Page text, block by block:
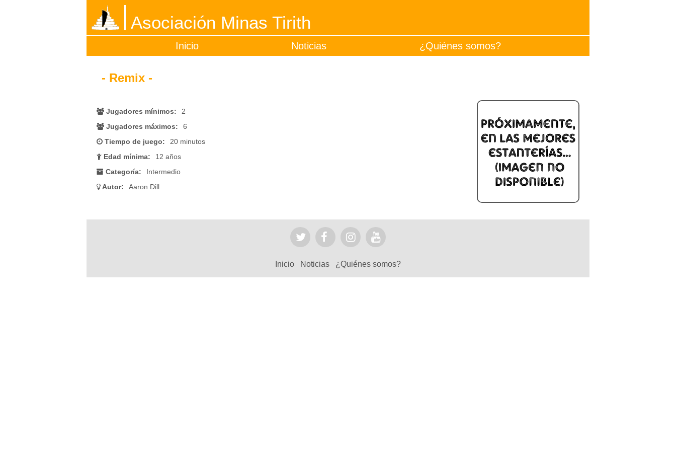
Asociación Minas Tirith
Inicio Noticias ¿Quiénes somos?
- Remix -
Jugadores mínimos:
2
Jugadores máximos:
6
Tiempo de juego:
20 minutos
Edad mínima:
12 años
Categoría:
Intermedio
Autor:
Aaron Dill
Inicio Noticias ¿Quiénes somos?